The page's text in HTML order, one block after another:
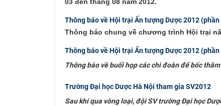
03 đến tháng 08 năm 2012.
Thông báo về Hội trại Ấn tượng Dược 2012 (phần
Thông báo chung về chương trình Hội trại
Thông báo về Hội trại Ấn tượng Dược 2012 (phần
Thông báo về buổi họp các chi đoàn để bốc
Trường Đại học Dược Hà Nội tham gia SV2012
Sau khi qua vòng loại, đội SV trường Đại học